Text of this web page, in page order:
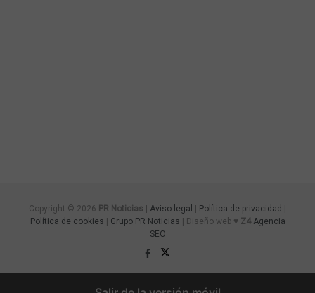
Copyright © 2026 PR Noticias Aviso legal Política de privacidad
Política de cookies
Grupo PR Noticias | Diseño web ♥ Z4 Agencia
SEO